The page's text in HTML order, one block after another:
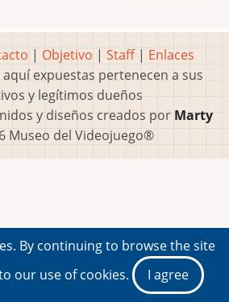
| Objetivo | Staff| Enlaces
expuestas pertenecen a sus
y legítimos dueños
y diseños creados por Marty
Museo del Videojuego®
By continuing to browse the site
our use of cookies.
I agree